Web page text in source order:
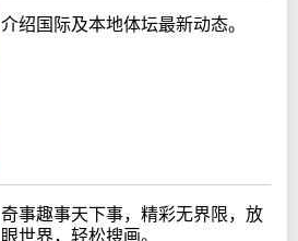
介绍国际及本地体坛最新动态。
奇事趣事天下事，精彩无界限，放
眼世界，轻松搜画。